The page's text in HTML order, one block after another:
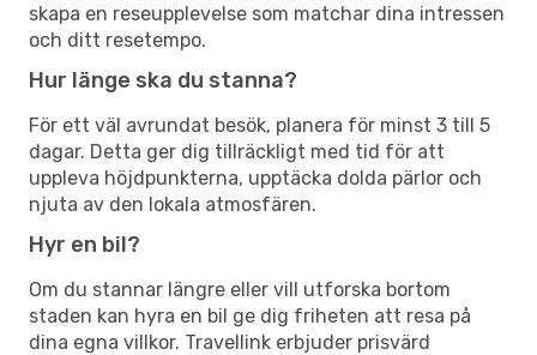
skapa en reseupplevelse som matchar dina intressen
och ditt resetempo.
Hur länge ska du stanna?
För ett väl avrundat besök, planera för minst 3 till 5
dagar. Detta ger dig tillräckligt med tid för att
uppleva höjdpunkterna, upptäcka dolda pärlor och
njuta av den lokala atmosfären.
Hyr en bil?
Om du stannar längre eller vill utforska bortom
staden kan hyra en bil ge dig friheten att resa på
dina egna villkor. Travellink erbjuder prisvärd